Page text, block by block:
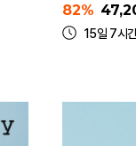
82%
15일 7시